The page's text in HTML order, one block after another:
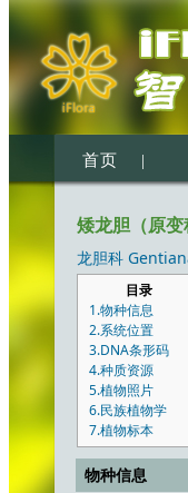
首页 |
矮龙胆（原
龙胆科
目录
1.物种信息
2.系统位置
3.DNA条形码
4.种质资源
5.植物照片
6.民族植物学
7.植物标本
物种信息